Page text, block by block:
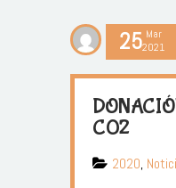
25 Mar
2021
C02
2020,